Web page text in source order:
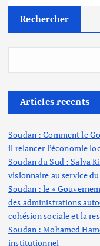
Rechercher
Articles recents
Soudan : Comment le
il relancer l’économie
Soudan du Sud : Salva
visionnaire au service
Soudan : le «
des administrations
cohésion sociale et la
Soudan : Mohamed
institutionnel